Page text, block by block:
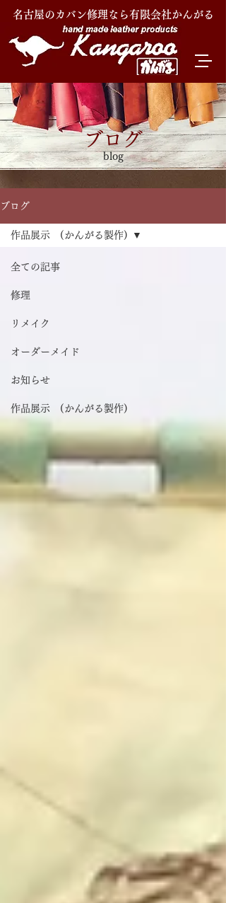
名古屋のカバン修理なら有限会社かんがる
ブログ
blog
ブログ
全ての記事
修理
リメイク
オーダーメイド
お知らせ
作品展示 (かんがる製作)
作品展示 (かんがる製作)